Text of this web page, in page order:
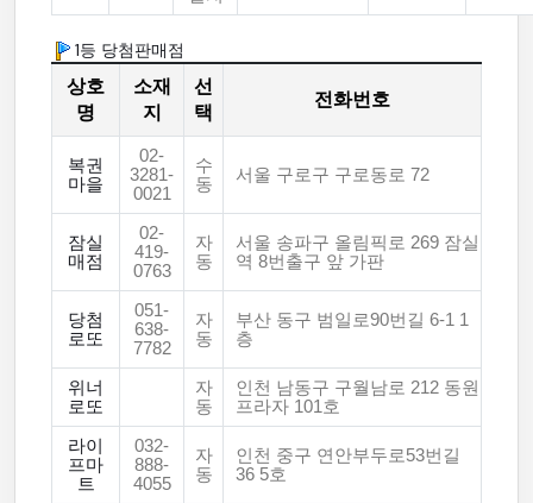
1등 당첨판매점
상호
명
소재
지
선
택
전화번호
복권
마을
02-
3281-
0021
수
동
서울 구로구 구로동로 72
잠실
매점
02-
419-
0763
자
동
서울 송파구 올림픽로 269 잠실
역 8번출구 앞 가판
당첨
로또
051-
638-
7782
자
동
부산 동구 범일로90번길 6-1 1
층
위너
로또
자
동
인천 남동구 구월남로 212 동원
프라자 101호
라이
프마
트
032-
888-
4055
자
동
인천 중구 연안부두로53번길
36 5호